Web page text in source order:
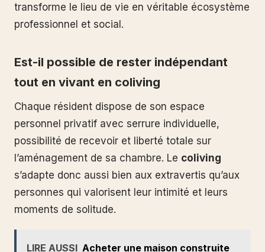
transforme le lieu de vie en véritable écosystème
professionnel et social.
Est-il possible de rester indépendant
tout en vivant en coliving
Chaque résident dispose de son espace
personnel privatif avec serrure individuelle,
possibilité de recevoir et liberté totale sur
l’aménagement de sa chambre. Le coliving
s’adapte donc aussi bien aux extravertis qu’aux
personnes qui valorisent leur intimité et leurs
moments de solitude.
LIRE AUSSI Acheter une maison construite